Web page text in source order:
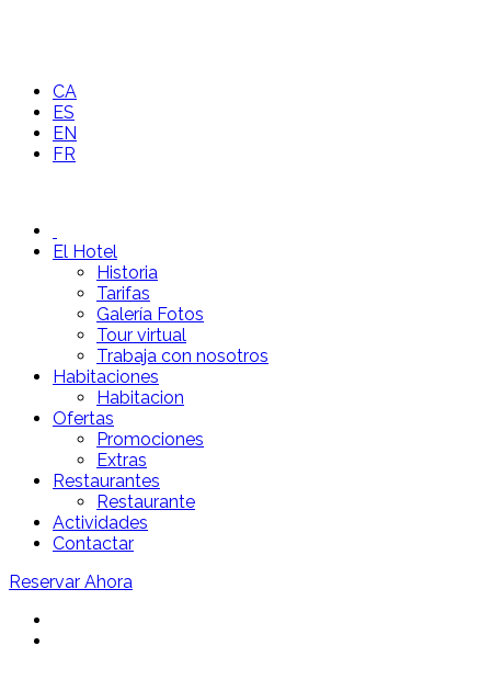
CA
ES
EN
FR
El Hotel
Historia
Tarifas
Galería Fotos
Tour virtual
Trabaja con nosotros
Habitaciones
Habitacion
Ofertas
Promociones
Extras
Restaurantes
Restaurante
Actividades
Contactar
Reservar Ahora